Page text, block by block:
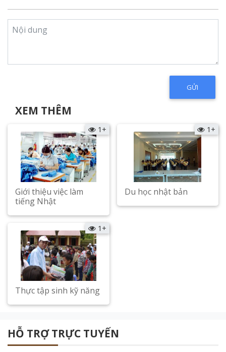
XEM THÊM
1+
Giới thiệu việc làm
tiếng Nhật
Xem chi tiết
1+
Du học nhật bản
Xem chi tiết
1+
Thực tập sinh kỹ năng
Xem chi tiết
HỖ TRỢ TRỰC TUYẾN